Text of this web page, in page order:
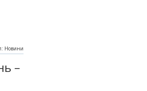
–
Новини